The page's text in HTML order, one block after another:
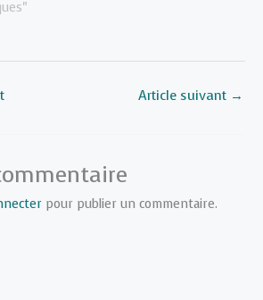
Article suivant →
pour publier un commentaire.